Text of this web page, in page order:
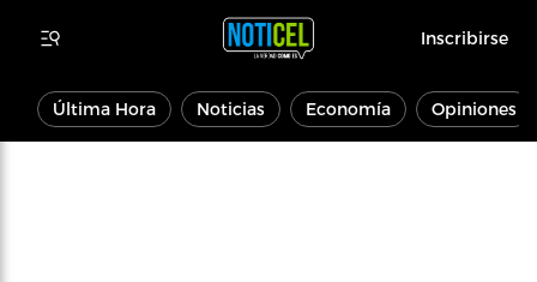
Inscribirse
Última Hora Noticias Economía Opiniones